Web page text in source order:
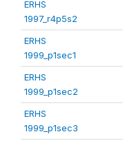
ERHS
1997_r4p5s2
ERHS
1999_p1sec1
ERHS
1999_p1sec2
ERHS
1999_p1sec3